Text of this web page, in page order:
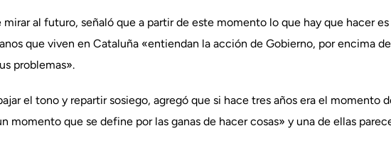
al futuro, señaló que a partir de este momento lo que hay que hacer
que viven en Cataluña «entiendan la acción de Gobierno, por encima
problemas».
el tono y repartir sosiego, agregó que si hace tres años era el momento
momento que se define por las ganas de hacer cosas» y una de ellas